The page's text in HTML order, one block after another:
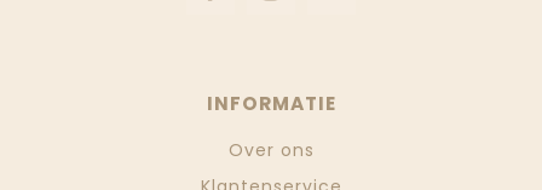
INFORMATIE
Over ons